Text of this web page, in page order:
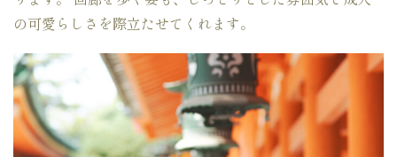
の可愛らしさを際立たせてくれます。